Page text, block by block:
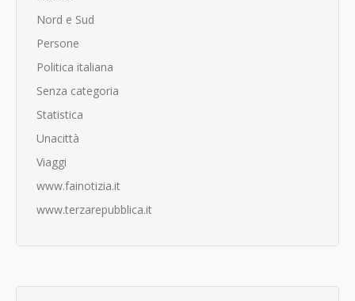
Nord e Sud
Persone
Politica italiana
Senza categoria
Statistica
Unacittà
Viaggi
www.fainotizia.it
www.terzarepubblica.it